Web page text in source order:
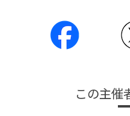
この主催